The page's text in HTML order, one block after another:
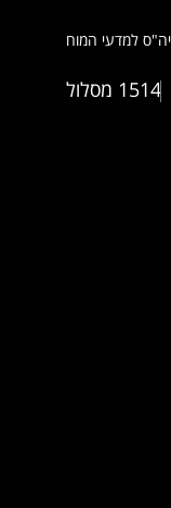
למדעי המוח
1514 מסלול